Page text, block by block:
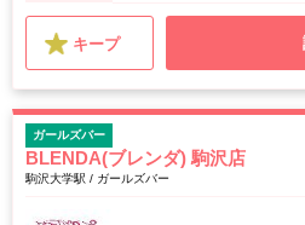
キープ
ガールズバー
BLENDA(ブレンダ) 駒沢店
駒沢大学駅 / ガールズバー